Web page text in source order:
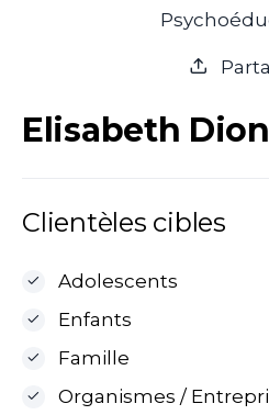
Elisabeth Dion
Clientèles cibles
Adolescents
Enfants
Famille
Organismes /